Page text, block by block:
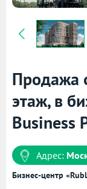
Продажа
этаж, в
Business
Адрес:
Бизнес-центр